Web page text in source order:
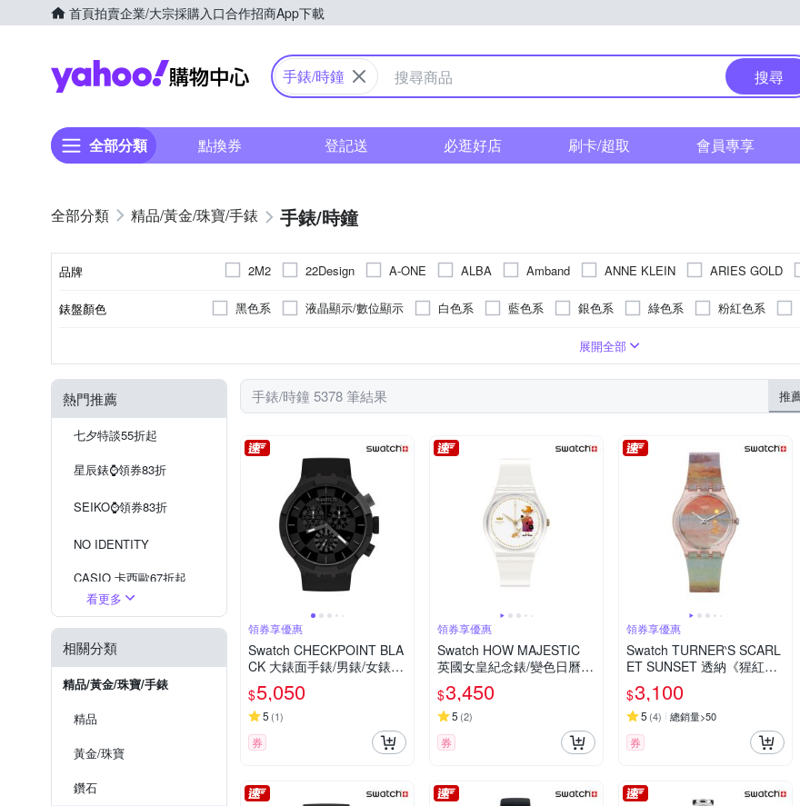
首頁拍賣企業/大宗採購入口合作招商App下載
Yahoo購物中心
手錶/時鐘 搜尋
全部分類 點換券 登記送 必逛好店 刷卡/超取 會員專享
精品/黃金/珠寶/手錶 手錶/時鐘
品牌 2M2 22Design A-ONE ALBA Amband ANNE KLEIN ARIES GOLD
CASIO 卡西歐
CITIZEN 星辰 COMET Disney 迪士尼 Daniel Wellington DF
Hush Puppies
HANNAH MARTIN HELLO KITTY Ice-Watch iSFun KANGOL
MANGO
Mirabelle
TRISTAR
UMBRA Valentino Coupeau VA VA VOOM Watchband WIDE VIEW
錶盤顏色 黑色系 液晶顯示/數位顯示 白色系 藍色系 銀色系 綠色系 粉紅色系
黃色系
白色系
強化玻璃
300米
陶瓷
活動式錶扣
帆布錶帶
展開全部
熱門推薦
七夕特談55折起
星辰錶⌚️領券83折
SEIKO⌚️領券83折
NO IDENTITY
CASIO 卡西歐67折起
現在流行『戒指錶』
SEIKO 掛鐘
WIRED 出清5折
看更多
相關分類
精品/黃金/珠寶/手錶
精品
黃金/珠寶
鑽石
手錶/時鐘 5378 筆結果 推
領券享優惠
Swatch CHECKPOINT BLA
CK 大錶面手錶/男錶/女錶/
瑞士製造 SB02B400 (47m
m)
$5,050
5 (1)
券
領券享優惠
Swatch HOW MAJESTIC
英國女皇紀念錶/變色日曆
輪/瑞士製造 GZ711 (34m
m)
$3,450
5 (2)
券
領券享優惠
Swatch TURNER‵S SCARL
ET SUNSET 透納《猩紅日
落》/泰德美術館聯名 SO28
Z700 (34mm)
$3,100
5 (4) 總銷量>50
券